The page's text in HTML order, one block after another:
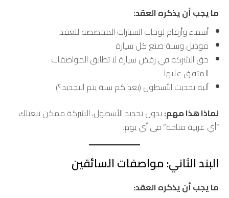
ما يجب أن يذكره العقد:
أسماء وأرقام لوحات السيارات المخصصة للعقد
موديل وسنة صنع كل سيارة
حق الشركة في رفض سيارة لا تطابق المواصفات
المتفق عليها
آلية تحديث الأسطول (بعد كم سنة يتم التجديد؟)
لماذا هذا مهم: بدون تحديد الأسطول، الشركة ممكن تبعتلك
“أي عربية متاحة” في أي يوم.
البند الثاني: مواصفات السائقين
ما يجب أن يذكره العقد: